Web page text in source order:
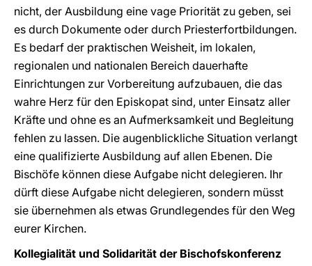
nicht, der Ausbildung eine vage Priorität zu geben, sei
es durch Dokumente oder durch Priesterfortbildungen.
Es bedarf der praktischen Weisheit, im lokalen,
regionalen und nationalen Bereich dauerhafte
Einrichtungen zur Vorbereitung aufzubauen, die das
wahre Herz für den Episkopat sind, unter Einsatz aller
Kräfte und ohne es an Aufmerksamkeit und Begleitung
fehlen zu lassen. Die augenblickliche Situation verlangt
eine qualifizierte Ausbildung auf allen Ebenen. Die
Bischöfe können diese Aufgabe nicht delegieren. Ihr
dürft diese Aufgabe nicht delegieren, sondern müsst
sie übernehmen als etwas Grundlegendes für den Weg
eurer Kirchen.
Kollegialität und Solidarität der Bischofskonferenz